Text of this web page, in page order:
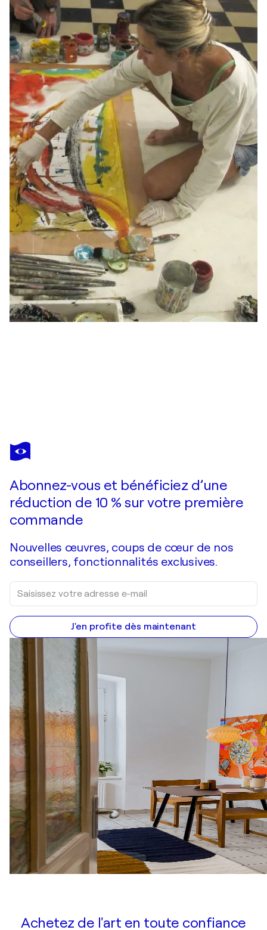
GISELA GAFFOGLIO
Soul landscape
Abonnez-vous et bénéficiez d’une
réduction de 10 % sur votre première
commande
Nouvelles œuvres, coups de cœur de nos
conseillers, fonctionnalités exclusives.
J'en profite dès maintenant
Achetez de l'art en toute confiance